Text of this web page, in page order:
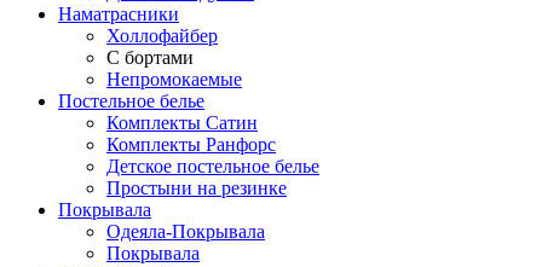
Наматрасники
Холлофайбер
С бортами
Непромокаемые
Постельное белье
Комплекты Сатин
Комплекты Ранфорс
Детское постельное белье
Простыни на резинке
Покрывала
Одеяла-Покрывала
Покрывала